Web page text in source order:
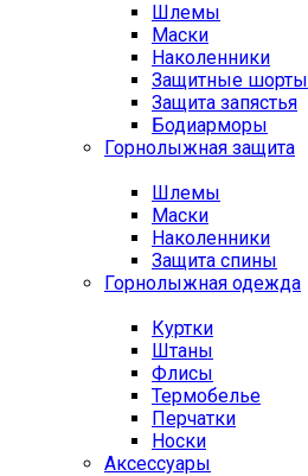
Шлемы
Маски
Наколенники
Защитные шорты
Защита запястья
Бодиарморы
Горнолыжная защита
Шлемы
Маски
Наколенники
Защита спины
Горнолыжная одежда
Куртки
Штаны
Флисы
Термобелье
Перчатки
Носки
Аксессуары